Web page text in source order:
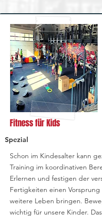
Fitness für Kids
Spezial
Schon im Kindesalter kann
Training im koordinativen
Erlernen und festigen der
Fertigkeiten einen Vorsprung
weitere Leben bringen.
wichtig für unsere Kinder.